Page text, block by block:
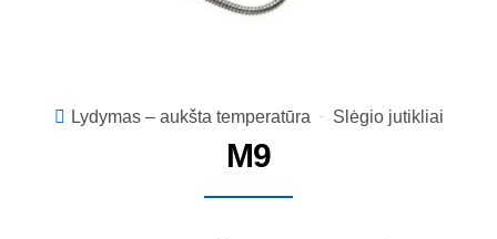
Lydymas – aukšta temperatūra Slėgio jutikliai
M9